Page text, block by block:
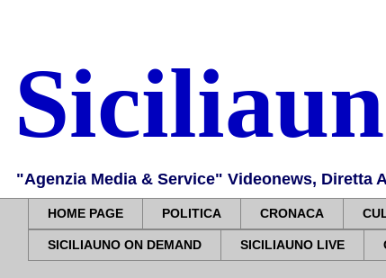
"Agenzia Media & Service" Videonews,
HOME PAGE POLITICA CRONACA
SICILIAUNO ON DEMAND SICILIAUNO LIVE